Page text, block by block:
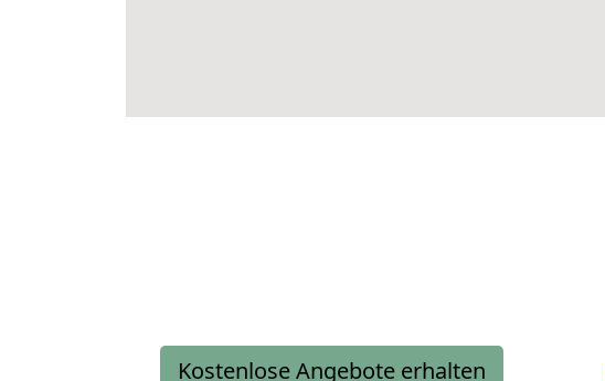
Kostenlose Angebote erhalten